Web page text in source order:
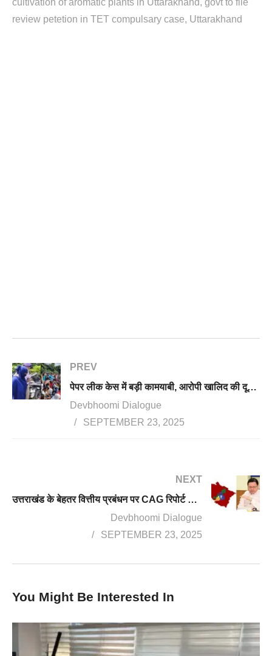
cultivation of aromatic plants in Uttarakhand govt to file
review petetion in TET compulsary case Uttarakhand
PREV
पेपर लीक केस में बड़ी कामयाबी, आरोपी खालिद की दूसरी बहन साबिया गिरफ्तार, दूसरे दिन भी परेड ग्राउंड पर डटे युवा
Devbhoomi Dialogue
SEPTEMBER 23, 2025
NEXT
उत्तराखंड के बेहतर वित्तीय प्रबंधन पर CAG रिपोर्ट ने लगाई मुहर, ₹5,310 करोड़ का राजस्व सरप्लस जुटाया
Devbhoomi Dialogue
SEPTEMBER 23, 2025
You Might Be Interested In